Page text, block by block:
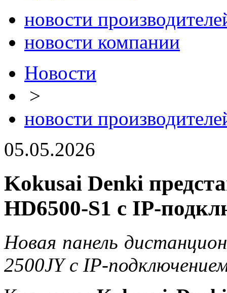
новости
новости компании
Новости
>
новости
05.05.2026
Kokusai Denki
HD6500-S1 с IP-
Новая панель
2500JY с IP-